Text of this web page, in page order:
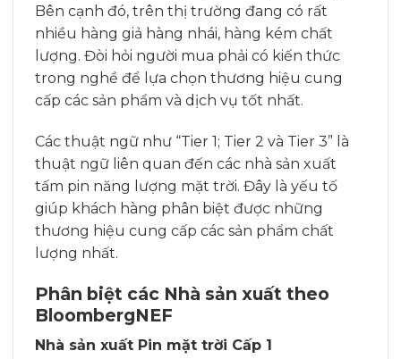
Bên cạnh đó, trên thị trường đang có rất
nhiều hàng giả hàng nhái, hàng kém chất
lượng. Đòi hỏi người mua phải có kiến thức
trong nghề để lựa chọn thương hiệu cung
cấp các sản phẩm và dịch vụ tốt nhất.
Các thuật ngữ như “Tier 1; Tier 2 và Tier 3” là
thuật ngữ liên quan đến các nhà sản xuất
tấm pin năng lượng mặt trời. Đây là yếu tố
giúp khách hàng phân biệt được những
thương hiệu cung cấp các sản phẩm chất
lượng nhất.
Phân biệt các Nhà sản xuất theo
BloombergNEF
Nhà sản xuất Pin mặt trời Cấp 1